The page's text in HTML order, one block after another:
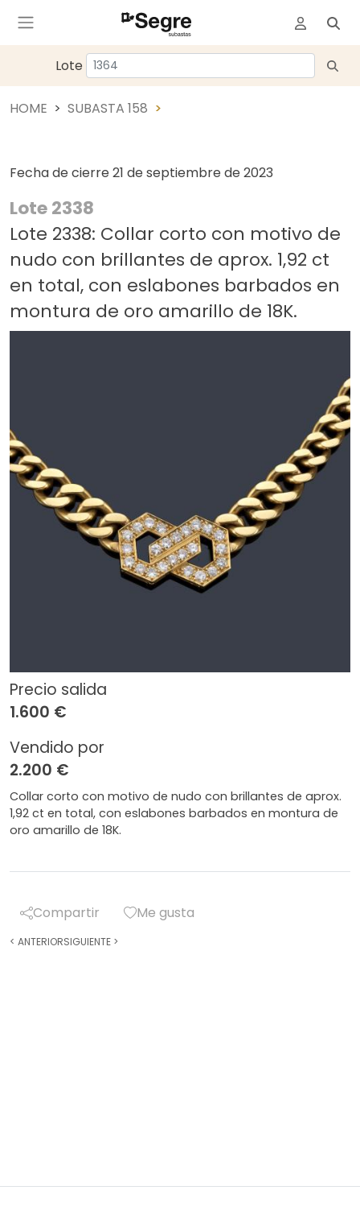
Lote
HOME SUBASTA 158
Fecha de cierre 21 de septiembre de 2023
Lote 2338
Lote 2338: Collar corto con motivo de
nudo con brillantes de aprox. 1,92 ct
en total, con eslabones barbados en
montura de oro amarillo de 18K.
Precio salida
1.600 €
Vendido por
2.200 €
Collar corto con motivo de nudo con brillantes de aprox.
1,92 ct en total, con eslabones barbados en montura de
oro amarillo de 18K.
Compartir Me gusta
< ANTERIORSIGUIENTE >